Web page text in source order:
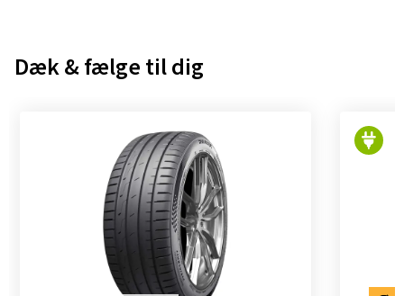
Dæk & fælge til dig